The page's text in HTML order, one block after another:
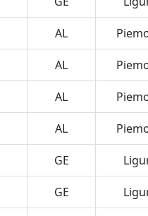
AL
AL
AL
AL
GE
GE